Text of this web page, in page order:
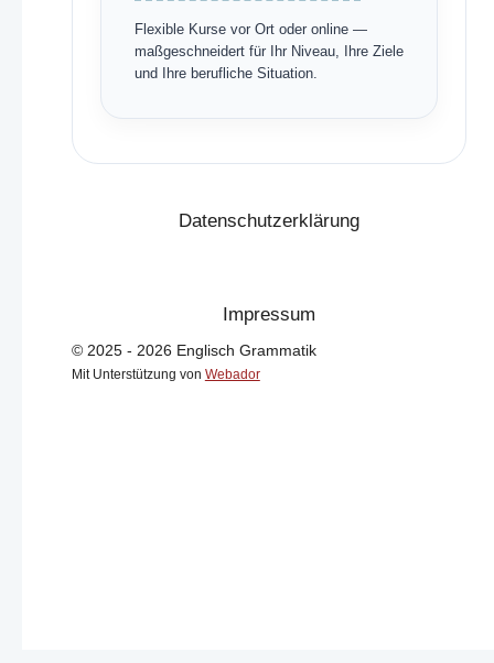
Flexible Kurse vor Ort oder online —
maßgeschneidert für Ihr Niveau, Ihre Ziele
und Ihre berufliche Situation.
Datenschutzerklärung
Impressum
© 2025 - 2026 Englisch Grammatik
Mit Unterstützung von Webador